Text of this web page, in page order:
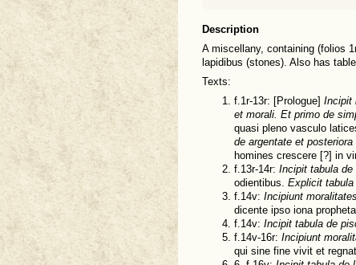
Description
A miscellany, containing (folios
lapidibus (stones). Also has
Texts:
f.1r-13r: [Prologue] Incipit
et morali. Et primo de
quasi pleno vasculo
de argentate et
homines crescere [?] in
f.13r-14r: Incipit tabula de
odientibus. Explicit tabula
f.14v: Incipiunt
dicente ipso iona
f.14v: Incipit tabula de
f.14v-16r: Incipiunt
qui sine fine vivit et